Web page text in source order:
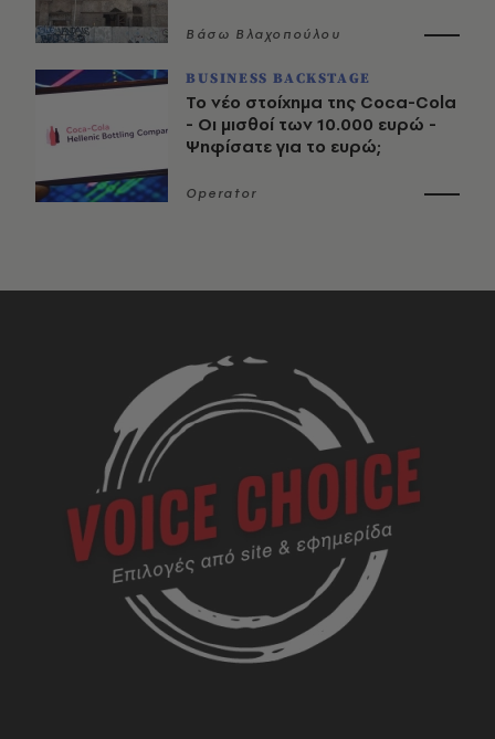
Βάσω Βλαχοπούλου
BUSINESS BACKSTAGE
Το νέο στοίχημα της Coca-Cola
- Οι μισθοί των 10.000 ευρώ -
Ψηφίσατε για το ευρώ;
Operator